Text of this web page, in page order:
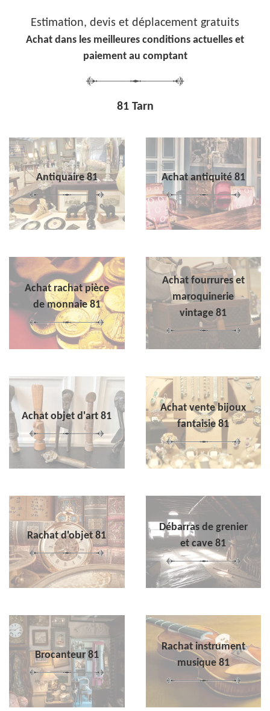
Estimation, devis et déplacement gratuits
Achat dans les meilleures conditions actuelles et
paiement au comptant
81 Tarn
Antiquaire 81 Achat antiquité 81
Achat rachat pièce
de monnaie 81
Achat fourrures et
maroquinerie
vintage 81
Achat objet d'art 81
Achat vente bijoux
fantaisie 81
Rachat d'objet 81
Débarras de grenier
et cave 81
Brocanteur 81
Rachat instrument
musique 81